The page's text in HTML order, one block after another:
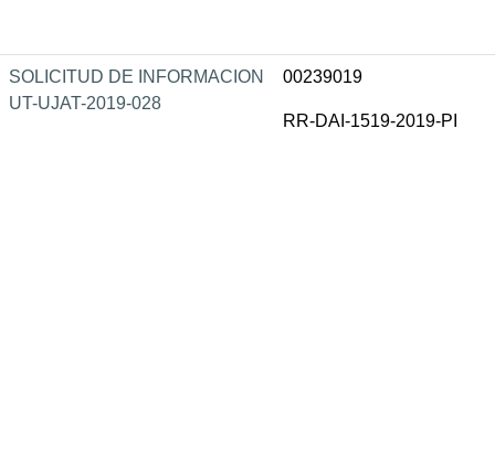
SOLICITUD DE INFORMACION
UT-UJAT-2019-028
00239019
RR-DAI-1519-2019-PI